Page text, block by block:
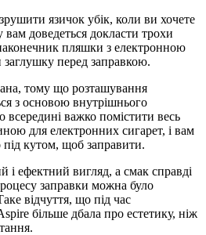
язичок убік, коли ви хочете
доведеться докласти трохи
пляшки з електронною
перед заправкою.
тому що розташування
з основою внутрішнього
важко помістити весь
для електронних сигарет, і вам
під кутом, щоб заправити.
ефектний вигляд, а смак справді
заправки можна було
відчуття, що під час
більше дбала про естетику, ніж